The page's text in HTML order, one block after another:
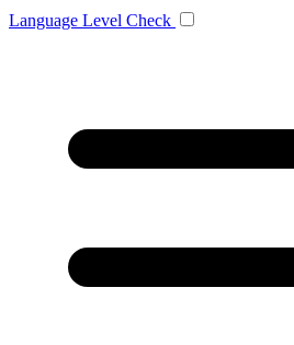
Language Level Check